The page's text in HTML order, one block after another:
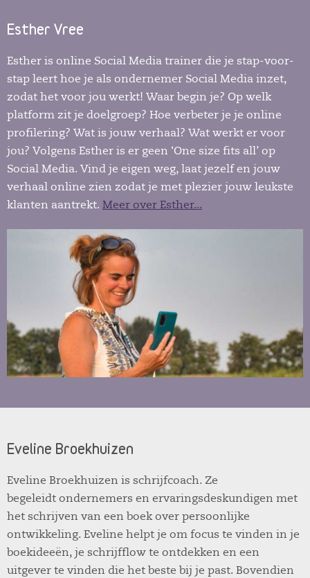
Esther Vree
Esther is online Social Media trainer die je stap-voor-
stap leert hoe je als ondernemer Social Media inzet,
zodat het voor jou werkt! Waar begin je? Op welk
platform zit je doelgroep? Hoe verbeter je je online
profilering? Wat is jouw verhaal? Wat werkt er voor
jou? Volgens Esther is er geen ‘One size fits all’ op
Social Media. Vind je eigen weg, laat jezelf en jouw
verhaal online zien zodat je met plezier jouw leukste
klanten aantrekt. Meer over Esther...
Eveline Broekhuizen
Eveline Broekhuizen is schrijfcoach. Ze
begeleidt ondernemers en ervaringsdeskundigen met
het schrijven van een boek over persoonlijke
ontwikkeling. Eveline helpt je om focus te vinden in je
boekideeën, je schrijfflow te ontdekken en een
uitgever te vinden die het beste bij je past. Bovendien